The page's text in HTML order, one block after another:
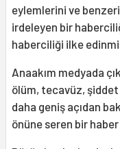
eylemlerini ve
irdeleyen bir
haberciliği ilke
Anaakım medyada
ölüm, tecavüz,
daha geniş açıdan
önüne seren bir